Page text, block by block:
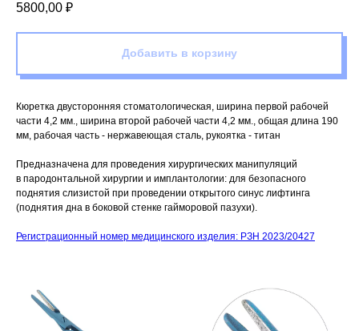
5800,00 ₽
Добавить в корзину
Кюретка двусторонняя стоматологическая, ширина первой рабочей
части 4,2 мм., ширина второй рабочей части 4,2 мм., общая длина 190
мм, рабочая часть - нержавеющая сталь, рукоятка - титан
Предназначена для проведения хирургических манипуляций
в пародонтальной хирургии и имплантологии: для безопасного
поднятия слизистой при проведении открытого синус лифтинга
(поднятия дна в боковой стенке гайморовой пазухи).
Регистрационный номер медицинского изделия: РЗН 2023/20427